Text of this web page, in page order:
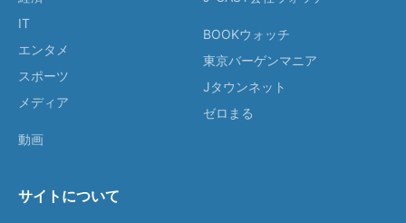
IT
エンタメ
スポーツ
メディア
動画
BOOKウォッチ
東京バーゲンマニア
Jタウンネット
ゼロまる
サイトについて